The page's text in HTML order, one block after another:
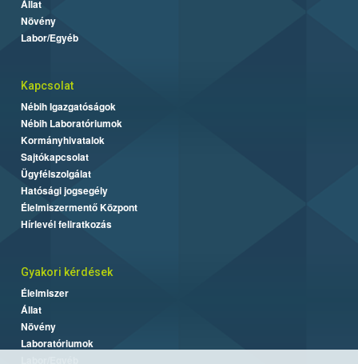
Állat
Növény
Labor/Egyéb
Kapcsolat
Nébih Igazgatóságok
Nébih Laboratóriumok
Kormányhivatalok
Sajtókapcsolat
Ügyfélszolgálat
Hatósági jogsegély
Élelmiszermentő Központ
Hírlevél feliratkozás
Gyakori kérdések
Élelmiszer
Állat
Növény
Laboratóriumok